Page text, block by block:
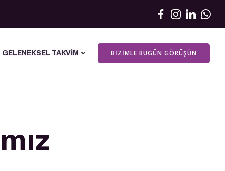
GELENEKSEL TAKVIM BIZIMLE BUGÜN GÖRÜŞÜN